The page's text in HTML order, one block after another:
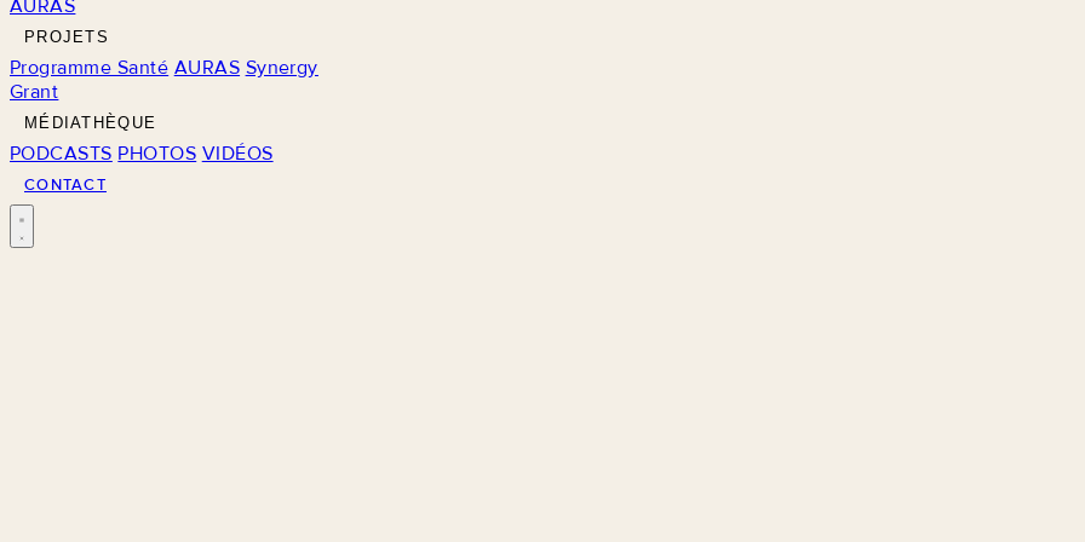
AURAS
PROJETS
Programme Santé AURAS Synergy
Grant
MÉDIATHÈQUE
PODCASTS PHOTOS VIDÉOS
CONTACT